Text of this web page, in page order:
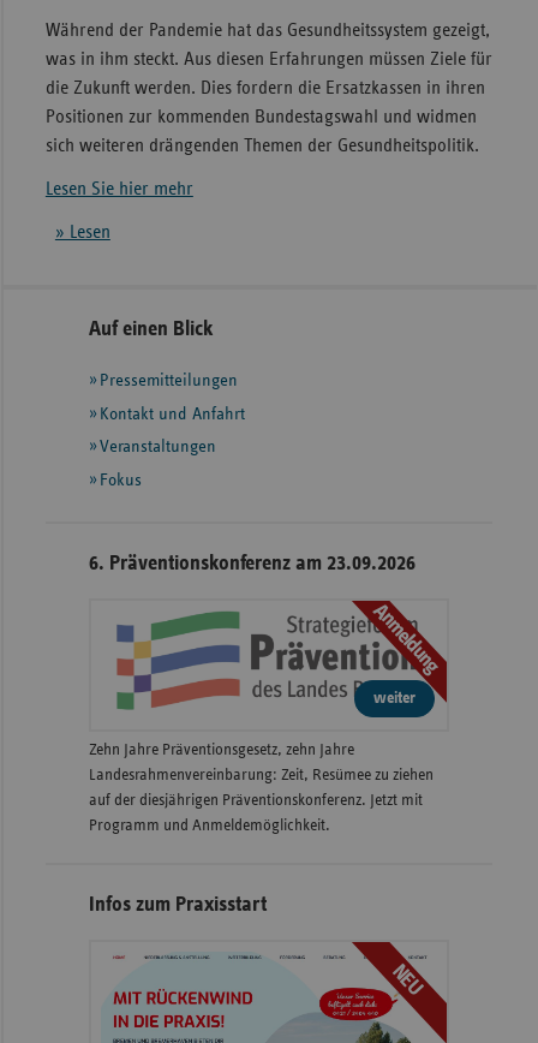
Während der Pandemie hat das Gesundheitssystem gezeigt,
was in ihm steckt. Aus diesen Erfahrungen müssen Ziele für
die Zukunft werden. Dies fordern die Ersatzkassen in ihren
Positionen zur kommenden Bundestagswahl und widmen
sich weiteren drängenden Themen der Gesundheitspolitik.
Lesen Sie hier mehr
» Lesen
Seitennavigation
Seitenleiste
weiteren
Informationen
Auf einen Blick
Pressemitteilungen
Kontakt und Anfahrt
Veranstaltungen
Fokus
6. Präventionskonferenz am 23.09.2026
Anmeldung
weiter
Zehn Jahre Präventionsgesetz, zehn Jahre
Landesrahmenvereinbarung: Zeit, Resümee zu ziehen
auf der diesjährigen Präventionskonferenz. Jetzt mit
Programm und Anmeldemöglichkeit.
Infos zum Praxisstart
NEU